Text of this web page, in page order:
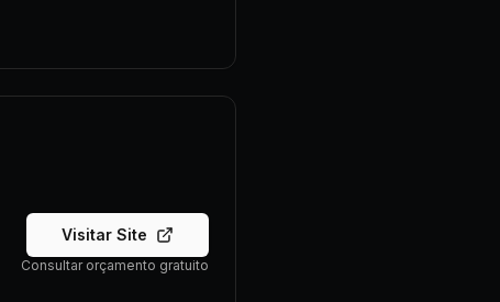
Visitar Site
Consultar orçamento gratuito